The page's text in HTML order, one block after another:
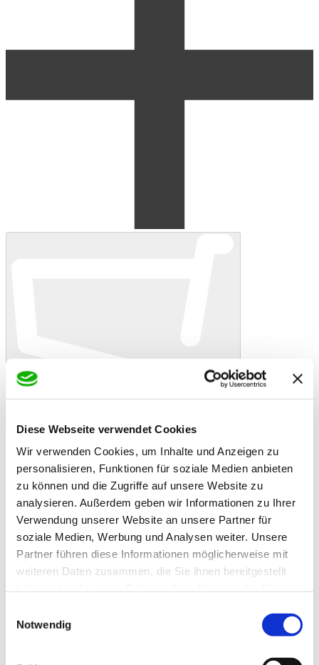
Diese Webseite verwendet Cookies
Wir verwenden Cookies, um Inhalte und Anzeigen zu
personalisieren, Funktionen für soziale Medien anbieten
zu können und die Zugriffe auf unsere Website zu
analysieren. Außerdem geben wir Informationen zu Ihrer
Verwendung unserer Website an unsere Partner für
soziale Medien, Werbung und Analysen weiter. Unsere
Partner führen diese Informationen möglicherweise mit
weiteren Daten zusammen, die Sie ihnen bereitgestellt
Notwendig
In den Warenkorb Danke!
Bewertung
Erhältlich nur direkt im Geschäft oder durch Scheiper bringts
Artikelbeschreibung
ISO-DRAIN eco 8 D ist eine Grundmauerschutzfolie
(Sauberkeitsschicht). Verwendung: z. B. Schutz von
Natursteinmauern im Garten- und Landschaftsbau, Hinterlüftung
von Grundmauern/Fundamenten, Schutz vor mechanischen
Als Sauberkeitsschicht verlegt, ersetzt sie die Magerbetonschicht,
entfallen. CE-zertifiziert, entspricht der DIN 4095 und der DIN
18195 (Bauwerksabdichtungen). Noppenhöhe: 8 mm.